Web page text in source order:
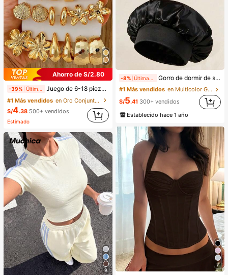
Ahorro de S/2.80
-39% Juego de 6-18 piezas de pendientes dorados para mujer, moda para fiestas, viajes y vacaciones, regalo de compromiso, adecuado para diversas ocasiones, (hecho de material compuesto CCB de baja alergia y no desvanecimiento), regalo para ella
#1 Más vendidos
en Oro Conjuntos de Aretes para Mujeres
S/4.38 500+ vendidos
Estimado
9
-8% Gorro de dormir de satén de seda, adecuado para cabello largo, trenzas, rastas y cabello rizado. Suave, unisex y disponible en múltiples colores. Perfecto para el cuidado del cabello durante la noche, uso en el baño y viajes.
#1 Más vendidos
en Multicolor Gorros para el pelo para mujer
S/5.41 300+ vendidos
Establecido hace 1 año
7